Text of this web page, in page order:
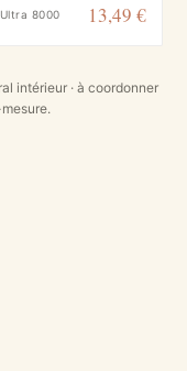
Ultra 8000 13,49 €
intérieur · à coordonner